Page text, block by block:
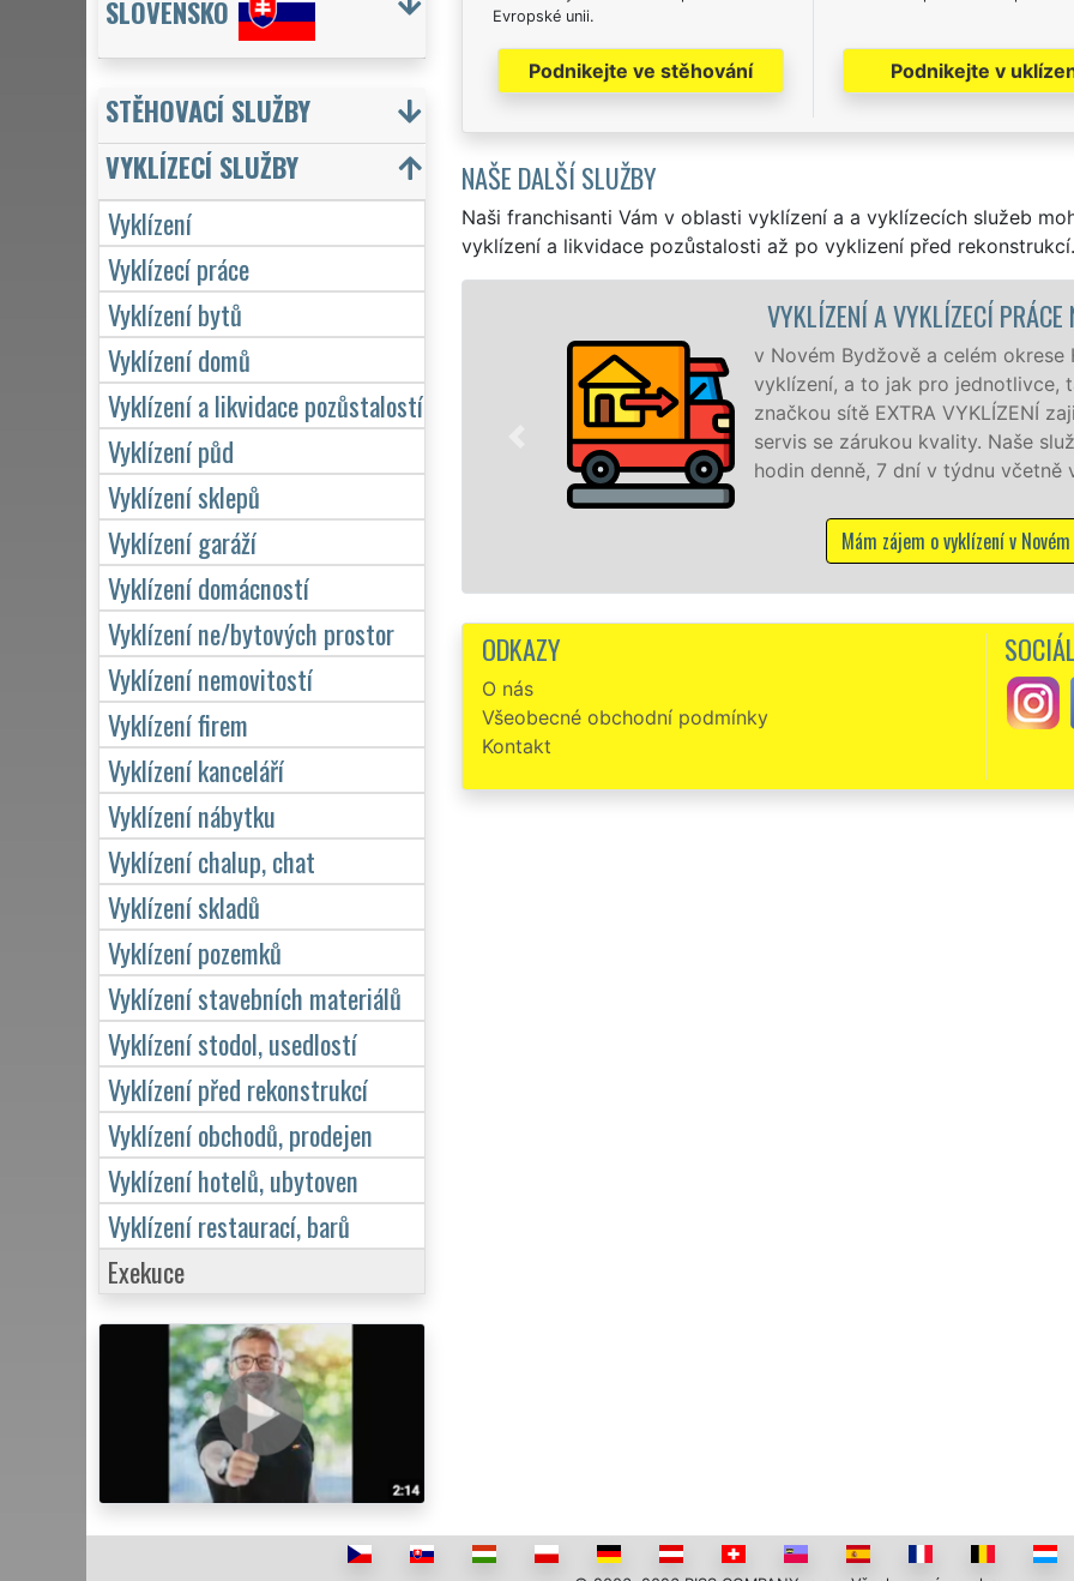
Evropské unii.
Podnikejte ve stěhování Podnikejte v
NAŠE DALŠÍ SLUŽBY
Naši franchisanti Vám v oblasti vyklízení a a vyklízecích služeb
vyklízení a likvidace pozůstalosti až po vyklizení před rekonstrukcí.
VYKLÍZENÍ A VYKLÍZECÍ PRÁCE NOVÝ BYDŽOV
v Novém Bydžově a celém okrese Hradec Králové zajišťujeme služby
vyklízení, a to jak pro jednotlivce, tak pro obchodní společnosti. Pod
značkou sítě EXTRA VYKLÍZENÍ zajišťujeme profesionální a kvalitní
servis se zárukou kvality. Naše služby poskytujeme NON-STOP 24
hodin denně, 7 dní v týdnu včetně víkendů a svátků bez příplatků.
ODKAZY
O nás
Všeobecné obchodní podmínky
Kontakt
SLOVENSKO
STĚHOVACÍ SLUŽBY
VYKLÍZECÍ SLUŽBY
Vyklízení
Vyklízecí práce
Vyklízení bytů
Vyklízení domů
Vyklízení a likvidace pozůstalostí
Vyklízení půd
Vyklízení sklepů
Vyklízení garáží
Vyklízení domácností
Vyklízení ne/bytových prostor
Vyklízení nemovitostí
Vyklízení firem
Vyklízení kanceláří
Vyklízení nábytku
Vyklízení chalup, chat
Vyklízení skladů
Vyklízení pozemků
Vyklízení stavebních materiálů
Vyklízení stodol, usedlostí
Vyklízení před rekonstrukcí
Vyklízení obchodů, prodejen
Vyklízení hotelů, ubytoven
Vyklízení restaurací, barů
Exekuce